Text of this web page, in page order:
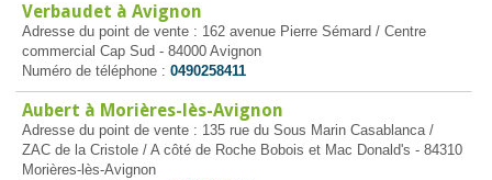
Verbaudet à Avignon
Adresse du point de vente : 162 avenue Pierre Sémard / Centre
commercial Cap Sud - 84000 Avignon
Numéro de téléphone : 0490258411
Aubert à Morières-lès-Avignon
Adresse du point de vente : 135 rue du Sous Marin Casablanca /
ZAC de la Cristole / A côté de Roche Bobois et Mac Donald's - 84310
Morières-lès-Avignon